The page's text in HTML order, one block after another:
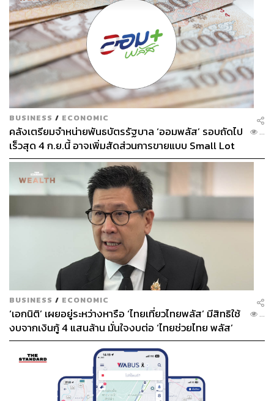
BUSINESS / ECONOMIC
คลังเตรียมจำหน่ายพันธบัตรรัฐบาล ‘ออมพลัส’ รอบถัดไป
เร็วสุด 4 ก.ย.นี้ อาจเพิ่มสัดส่วนการขายแบบ Small Lot
First มากขึ้น
...
BUSINESS / ECONOMIC
‘เอกนิติ’ เผยอยู่ระหว่างหารือ ‘ไทยเที่ยวไทยพลัส’ มีสิทธิใช้
งบจากเงินกู้ 4 แสนล้าน มั่นใจงบต่อ ‘ไทยช่วยไทย พลัส’
เฟส 2 มีเพียงพอ
...